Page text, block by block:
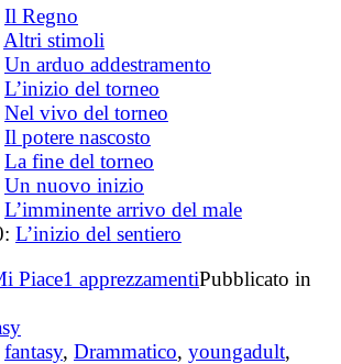
Il Regno
Altri stimoli
Un arduo addestramento
L’inizio del torneo
Nel vivo del torneo
Il potere nascosto
La fine del torneo
Un nuovo inizio
L’imminente arrivo del male
L’inizio del sentiero
Piace1 apprezzamentiPubblicato in
fantasy, Drammatico, youngadult,